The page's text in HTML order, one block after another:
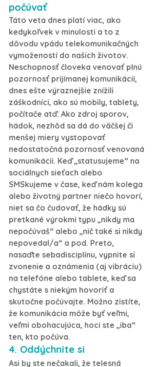
počúvať
Táto veta dnes platí viac, ako
kedykoľvek v minulosti a to z
dôvodu vpádu telekomunikačných
vymožeností do našich životov.
Neschopnosť človeka venovať plnú
pozornosť prijímanej komunikácii,
dnes ešte výraznejšie znížili
záškodníci, ako sú mobily, tablety,
počítače atď. Ako zdroj sporov,
hádok, nezhôd sa dá do väčšej či
menšej miery vystopovať
nedostatočná pozornosť venovaná
komunikácii. Keď „statusujeme“ na
sociálnych sieťach alebo
SMSkujeme v čase, keď nám kolega
alebo životný partner niečo hovorí,
niet sa čo čudovať, že hádky sú
pretkané výrokmi typu „nikdy ma
nepočúvaš“ alebo „nič také si nikdy
nepovedal/a“ a pod. Preto,
nasaďte sebadisciplínu, vypnite si
zvonenie a oznámenia (aj vibráciu)
na telefóne alebo tablete, keď sa
chystáte s niekým hovoriť a
skutočne počúvajte. Možno zistíte,
že komunikácia môže byť veľmi,
veľmi obohacujúca, hoci ste „iba“
ten, kto počúva.
4. Oddýchnite si
Asi by ste nečakali, že telesná